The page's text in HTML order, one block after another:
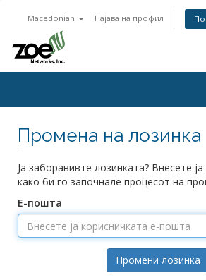
Macedonian Најава на профил
Промена на лозинка
Ја заборавивте лозинката? Внесете
како би го започнале процесот на
Е-пошта
Промени лозинка